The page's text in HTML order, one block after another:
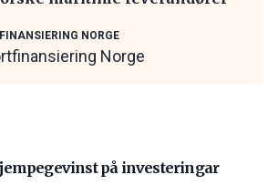
NORGE
Norge
på investeringar